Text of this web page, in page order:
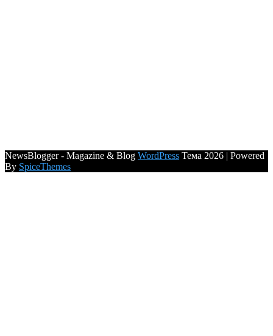
NewsBlogger - Magazine & Blog WordPress Тема 2026 | Powered
By SpiceThemes